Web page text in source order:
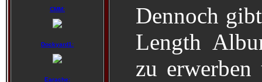
CMM:
Dockyard1:
Earache:
Dennoch
Length
zu